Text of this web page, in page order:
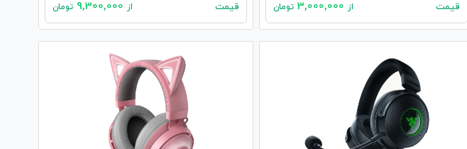
قیمت از تومان قیمت از تومان